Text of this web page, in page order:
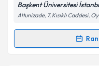
Kişisel
'ni
kapsamda
Başkent Üniversitesi
Altunizade, 7, Kısıklı Caddesi,
Randevu